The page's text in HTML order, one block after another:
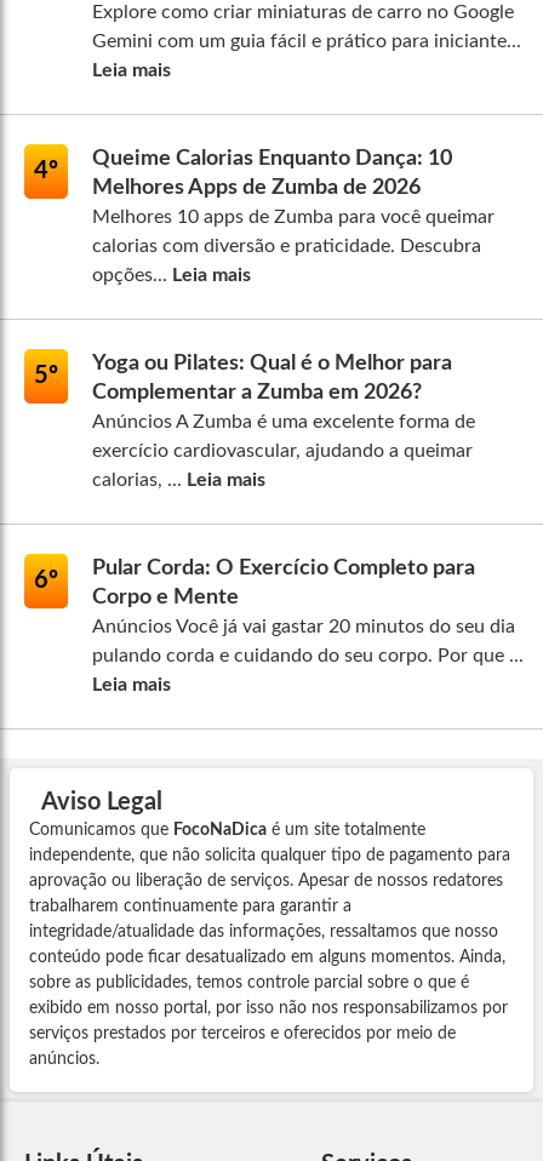
Explore como criar miniaturas de carro no Google
Gemini com um guia fácil e prático para iniciante...
Leia mais
4º
Queime Calorias Enquanto Dança: 10
Melhores Apps de Zumba de 2026
Melhores 10 apps de Zumba para você queimar
calorias com diversão e praticidade. Descubra
opções... Leia mais
5º
Yoga ou Pilates: Qual é o Melhor para
Complementar a Zumba em 2026?
Anúncios A Zumba é uma excelente forma de
exercício cardiovascular, ajudando a queimar
calorias, ... Leia mais
6º
Pular Corda: O Exercício Completo para
Corpo e Mente
Anúncios Você já vai gastar 20 minutos do seu dia
pulando corda e cuidando do seu corpo. Por que ...
Leia mais
Aviso Legal
Comunicamos que FocoNaDica é um site totalmente
independente, que não solicita qualquer tipo de pagamento para
aprovação ou liberação de serviços. Apesar de nossos redatores
trabalharem continuamente para garantir a
integridade/atualidade das informações, ressaltamos que nosso
conteúdo pode ficar desatualizado em alguns momentos. Ainda,
sobre as publicidades, temos controle parcial sobre o que é
exibido em nosso portal, por isso não nos responsabilizamos por
serviços prestados por terceiros e oferecidos por meio de
anúncios.